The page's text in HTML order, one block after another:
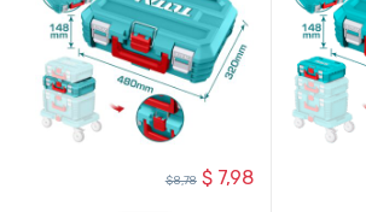
$7,98
$8,78